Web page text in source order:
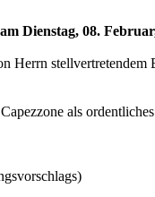
Dienstag, 08.
Herrn
als